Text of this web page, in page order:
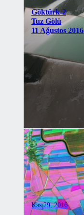
Göktürk-2
Tuz Gölü
11 Ağustos 2016
Kas 29, 2016